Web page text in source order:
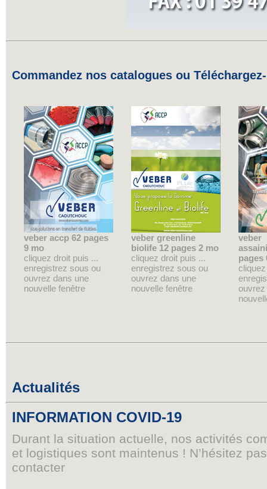
Commandez nos catalogues ou
veber accp 62 pages
9 mo
cliquez droit puis ...
enregistrez sous ou
ouvrez dans une
nouvelle fenêtre
veber greenline
biolife 12 pages 2 mo
cliquez droit puis ...
enregistrez sous ou
ouvrez dans une
nouvelle fenêtre
veber
pages
ouvrez
Actualités
INFORMATION COVID-19
Durant la situation actuelle, nos activités
et logistiques sont maintenus ! N’hésitez
contacter